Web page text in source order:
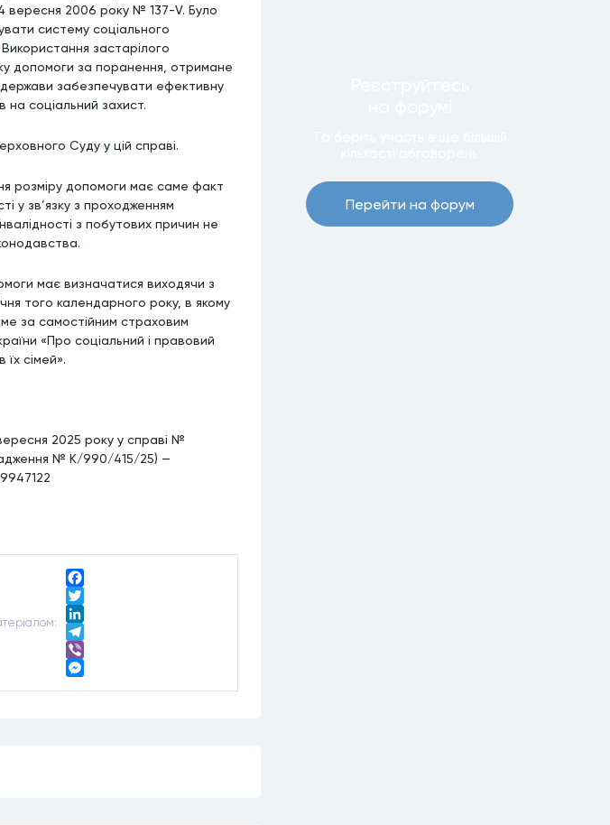
вересня 2006 року № 137-V. Було
систему соціального
застарілого
допомоги за поранення, отримане
держави забезпечувати ефективну
на соціальний захист.
Суду у цій справі.
розміру допомоги має саме факт
у зв’язку з проходженням
з побутових причин не
має визначатися виходячи з
того календарного року, в якому
за самостійним страховим
«Про соціальний і правовий
їх сімей».
2025 року у справі №
№ К/990/415/25) —
Facebook
Twitter
LinkedIn
Telegram
Viber
Перейти на форум